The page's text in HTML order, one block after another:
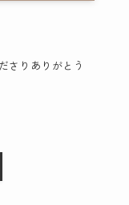
さりありがとう